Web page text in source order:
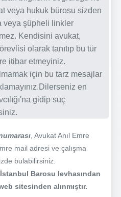
veya hukuk bürosu sizden
veya şüpheli linkler
Kendisini avukat,
olarak tanıtıp bu tür
itibar etmeyiniz.
için bu tarz mesajlar
en
gidip suç
, Avukat Anıl Emre
mail adresi ve çalışma
bulabilirsiniz.
İstanbul Barosu levhasından
sitesinden alınmıştır.